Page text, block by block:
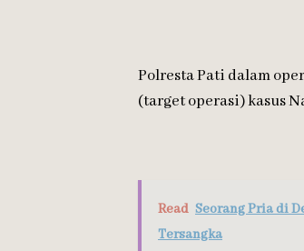
Polresta Pati dalam
(target operasi) kasus
Read Seorang Pria di
Tersangka